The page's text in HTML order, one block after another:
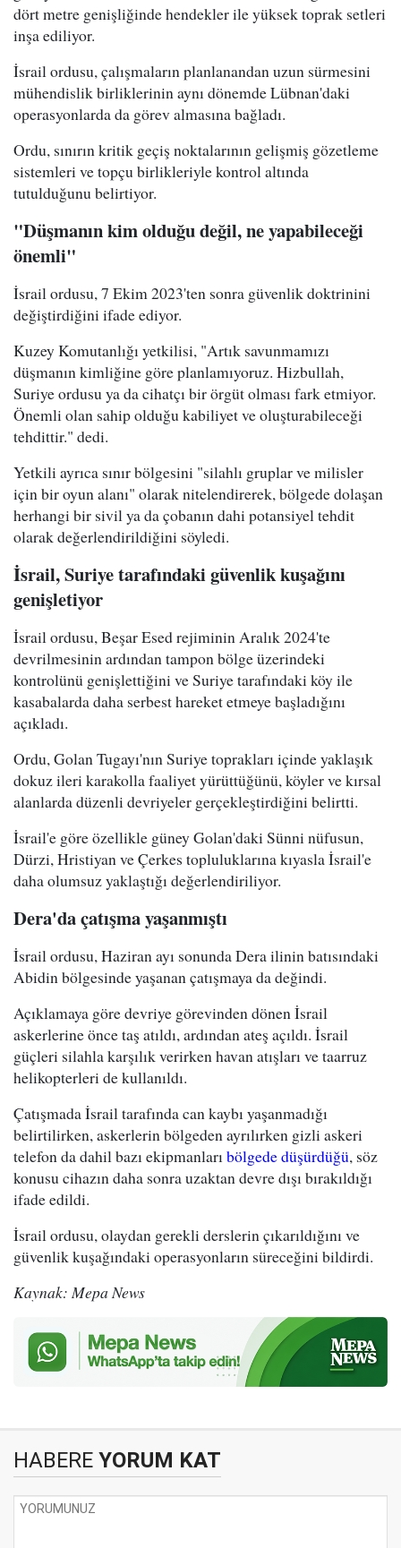
dört metre genişliğinde hendekler ile yüksek toprak setleri
inşa ediliyor.
İsrail ordusu, çalışmaların planlanandan uzun sürmesini
mühendislik birliklerinin aynı dönemde Lübnan'daki
operasyonlarda da görev almasına bağladı.
Ordu, sınırın kritik geçiş noktalarının gelişmiş gözetleme
sistemleri ve topçu birlikleriyle kontrol altında
tutulduğunu belirtiyor.
"Düşmanın kim olduğu değil, ne yapabileceği
önemli"
İsrail ordusu, 7 Ekim 2023'ten sonra güvenlik doktrinini
değiştirdiğini ifade ediyor.
Kuzey Komutanlığı yetkilisi, "Artık savunmamızı
düşmanın kimliğine göre planlamıyoruz. Hizbullah,
Suriye ordusu ya da cihatçı bir örgüt olması fark etmiyor.
Önemli olan sahip olduğu kabiliyet ve oluşturabileceği
tehdittir." dedi.
Yetkili ayrıca sınır bölgesini "silahlı gruplar ve milisler
için bir oyun alanı" olarak nitelendirerek, bölgede dolaşan
herhangi bir sivil ya da çobanın dahi potansiyel tehdit
olarak değerlendirildiğini söyledi.
İsrail, Suriye tarafındaki güvenlik kuşağını
genişletiyor
İsrail ordusu, Beşar Esed rejiminin Aralık 2024'te
devrilmesinin ardından tampon bölge üzerindeki
kontrolünü genişlettiğini ve Suriye tarafındaki köy ile
kasabalarda daha serbest hareket etmeye başladığını
açıkladı.
Ordu, Golan Tugayı'nın Suriye toprakları içinde yaklaşık
dokuz ileri karakolla faaliyet yürüttüğünü, köyler ve kırsal
alanlarda düzenli devriyeler gerçekleştirdiğini belirtti.
İsrail'e göre özellikle güney Golan'daki Sünni nüfusun,
Dürzi, Hristiyan ve Çerkes topluluklarına kıyasla İsrail'e
daha olumsuz yaklaştığı değerlendiriliyor.
Dera'da çatışma yaşanmıştı
İsrail ordusu, Haziran ayı sonunda Dera ilinin batısındaki
Abidin bölgesinde yaşanan çatışmaya da değindi.
Açıklamaya göre devriye görevinden dönen İsrail
askerlerine önce taş atıldı, ardından ateş açıldı. İsrail
güçleri silahla karşılık verirken havan atışları ve taarruz
helikopterleri de kullanıldı.
Çatışmada İsrail tarafında can kaybı yaşanmadığı
belirtilirken, askerlerin bölgeden ayrılırken gizli askeri
telefon da dahil bazı ekipmanlarıbölgede düşürdüğü, söz
konusu cihazın daha sonra uzaktan devre dışı bırakıldığı
ifade edildi.
İsrail ordusu, olaydan gerekli derslerin çıkarıldığını ve
güvenlik kuşağındaki operasyonların süreceğini bildirdi.
Kaynak: Mepa News
HABERE YORUM KAT